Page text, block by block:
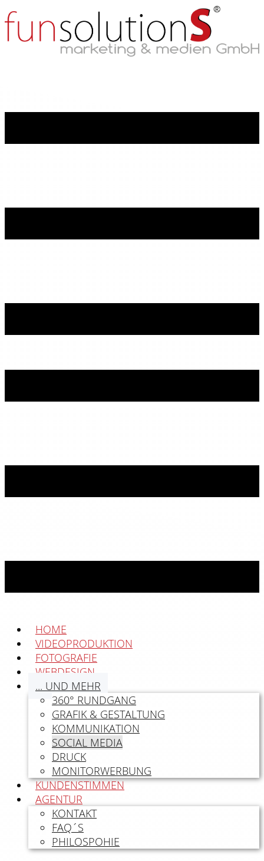
HOME
VIDEOPRODUKTION
FOTOGRAFIE
WEBDESIGN
... UND MEHR
360° RUNDGANG
GRAFIK & GESTALTUNG
KOMMUNIKATION
SOCIAL MEDIA
DRUCK
MONITORWERBUNG
KUNDENSTIMMEN
AGENTUR
KONTAKT
FAQ´S
PHILOSPOHIE